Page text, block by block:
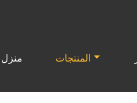
منزل المنتجات